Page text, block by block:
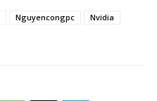
Nguyencongpc
Nvidia